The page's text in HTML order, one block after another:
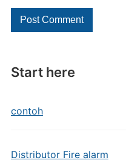
Start here
contoh
Distributor Fire alarm